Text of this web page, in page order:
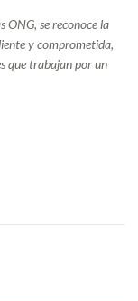
ONG, se reconoce la
y comprometida,
que trabajan por un